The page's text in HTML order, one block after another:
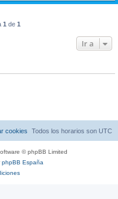
1 de 1
Ir a
Todos los horarios son UTC
cookies
© phpBB Limited
phpBB España